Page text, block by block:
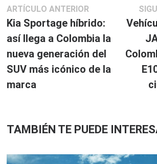
Navegación
de
entradas
ARTÍCULO ANTERIOR
anterior:
Kia Sportage híbrido:
así llega a Colombia la
nueva generación del
SUV más icónico de la
marca
TAMBIÉN TE PUEDE